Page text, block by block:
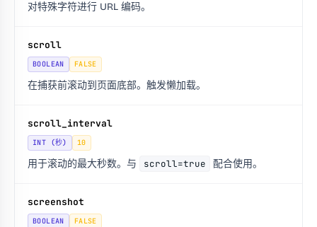
对特殊字符进行 URL 编码。
scroll
BOOLEAN FALSE
在捕获前滚动到页面底部。触发懒加载。
scroll_interval
INT (秒) 10
用于滚动的最大秒数。与 scroll=true 配合使用。
screenshot
BOOLEAN FALSE